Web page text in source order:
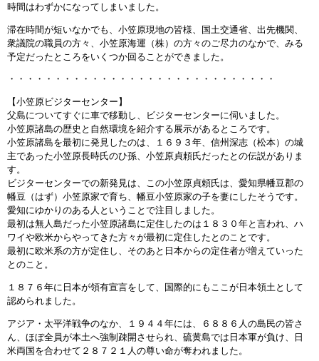
時間はわずかになってしまいました。
滞在時間が短いなかでも、小笠原現地の皆様、国土交通省、出先機関、
衆議院の職員の方々、小笠原海運（株）の方々のご尽力のなかで、みる
予定だったところをいくつか回ることができました。
・・・・・・・・・・・・・・・・・・・・・・・・・・・・・
【小笠原ビジターセンター】
父島についてすぐに車で移動し、ビジターセンターに伺いました。
小笠原諸島の歴史と自然環境を紹介する展示があるところです。
小笠原諸島を最初に発見したのは、１６９３年、信州深志（松本）の城
主であった小笠原長時氏のひ孫、小笠原貞頼氏だったとの伝説がありま
す。
ビジターセンターでの新発見は、この小笠原貞頼氏は、愛知県幡豆郡の
幡豆（はず）小笠原家で育ち、幡豆小笠原家の子を妻にしたそうです。
愛知にゆかりのある人ということで注目しました。
最初は無人島だった小笠原諸島に定住したのは１８３０年と言われ、ハ
ワイや欧米からやってきた方々が最初に定住したとのことです。
最初に欧米系の方が定住し、そのあと日本からの定住者が増えていった
とのこと。
１８７６年に日本が領有宣言をして、国際的にもここが日本領土として
認められました。
アジア・太平洋戦争のなか、１９４４年には、６８８６人の島民の皆さ
ん、ほぼ全員が本土へ強制疎開させられ、硫黄島では日本軍が負け、日
米両国を合わせて２８７２１人の尊い命が奪われました。